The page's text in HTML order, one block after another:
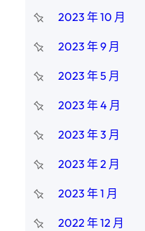
2023 年 10 月
2023 年 9 月
2023 年 5 月
2023 年 4 月
2023 年 3 月
2023 年 2 月
2023 年 1 月
2022 年 12 月